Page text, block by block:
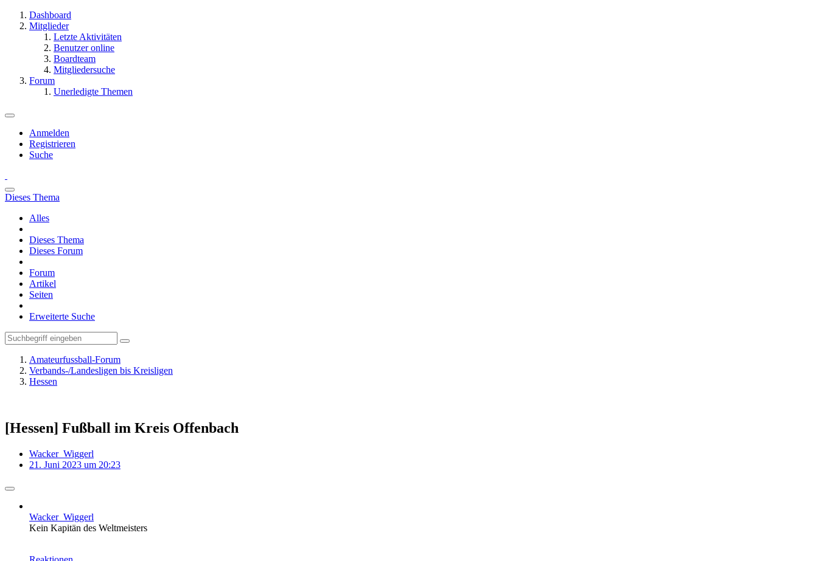
Dashboard
Mitglieder
Letzte Aktivitäten
Benutzer online
Boardteam
Mitgliedersuche
Forum
Unerledigte Themen
Anmelden
Registrieren
Suche
Dieses Thema
Alles
Dieses Thema
Dieses Forum
Forum
Artikel
Seiten
Erweiterte Suche
Amateurfussball-Forum
Verbands-/Landesligen bis Kreisligen
Hessen
[Hessen] Fußball im Kreis Offenbach
Wacker_Wiggerl
21. Juni 2023 um 20:23
Wacker_Wiggerl
Kein Kapitän des Weltmeisters